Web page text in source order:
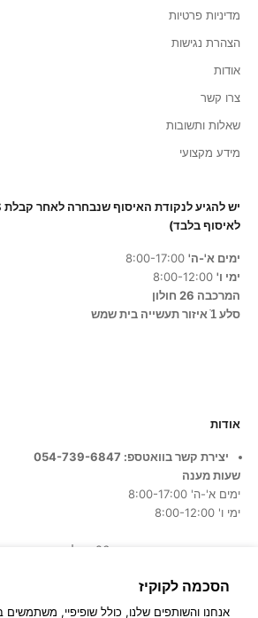
הסכמה לקוקיז
אנחנו והשותפים שלנו, כולל שופיפיי, משתמשים
מדיניות פרטיות
הצהרת נגישות
אודות
צרו קשר
שאלות ותשובות
מידע מקצועי
לאיסוף בלבד)
ימים א'-ה'
ימי ו'
המרכבה 26 חולון
סלע 1ֿ איזור תעשייה בית שמש
אודות
יצירת קשר בוואטספ: 054-739-6847
שעות מענה
ימים א'-ה' 8:00-17:00
ימי ו' 8:00-12:00